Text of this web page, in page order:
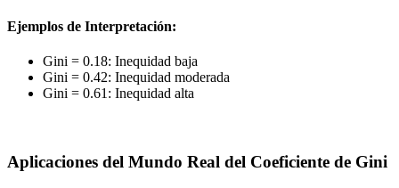
Ejemplos de Interpretación:
Gini = 0.18: Inequidad baja
Gini = 0.42: Inequidad moderada
Gini = 0.61: Inequidad alta
Aplicaciones del Mundo Real del Coeficiente de Gini